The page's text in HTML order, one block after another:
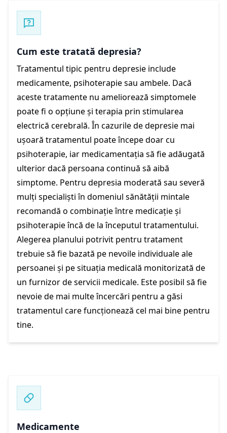
Cum este tratată depresia?
Tratamentul tipic pentru depresie include
medicamente, psihoterapie sau ambele. Dacă
aceste tratamente nu ameliorează simptomele
poate fi o opțiune și terapia prin stimularea
electrică cerebrală. În cazurile de depresie mai
ușoară tratamentul poate începe doar cu
psihoterapie, iar medicamentația să fie adăugată
ulterior dacă persoana continuă să aibă
simptome. Pentru depresia moderată sau severă
mulți specialiști în domeniul sănătății mintale
recomandă o combinație între medicație și
psihoterapie încă de la începutul tratamentului.
Alegerea planului potrivit pentru tratament
trebuie să fie bazată pe nevoile individuale ale
persoanei și pe situația medicală monitorizată de
un furnizor de servicii medicale. Este posibil să fie
nevoie de mai multe încercări pentru a găsi
tratamentul care funcționează cel mai bine pentru
tine.
Medicamente